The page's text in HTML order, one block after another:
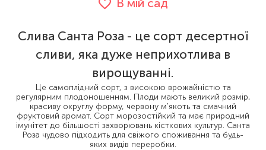
В мій сад
Слива Санта Роза - це сорт десертної
сливи, яка дуже неприхотлива в
вирощуванні.
Це самоплідний сорт, з високою врожайністю та
регулярним плодоношенням. Плоди мають великий розмір,
красиву округлу форму, червону м'якоть та смачний
фруктовий аромат. Сорт морозостійкий та має природний
імунітет до більшості захворювань кісткових культур. Санта
Роза чудово підходить для свіжого споживання та будь-
яких видів переробки.